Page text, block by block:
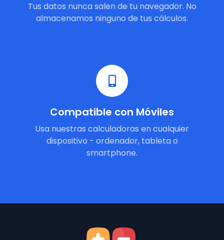
Tus datos nunca salen de tu navegador. No
almacenamos ninguno de tus cálculos.
Compatible con Móviles
Usa nuestras calculadoras en cualquier
dispositivo - ordenador, tableta o
smartphone.